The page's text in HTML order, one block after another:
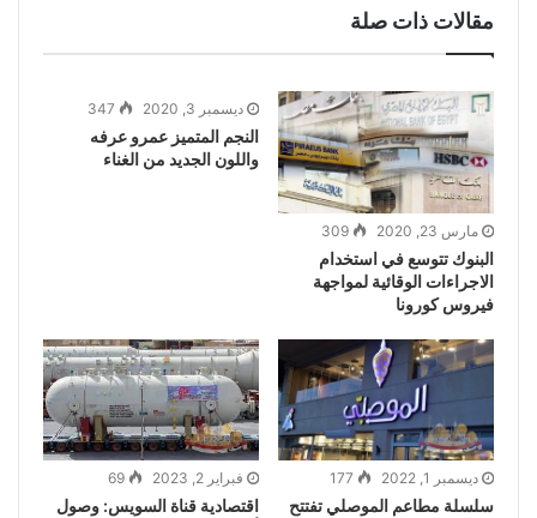
مقالات ذات صلة
مارس 23, 2020 309
البنوك تتوسع في استخدام
الاجراءات الوقائية لمواجهة
فيروس كورونا
ديسمبر 3, 2020 347
النجم المتميز عمرو عرفه
واللون الجديد من الغناء
ديسمبر 1, 2022 177
سلسلة مطاعم الموصلي تفتتح
فبراير 2, 2023 69
اقتصادية قناة السويس: وصول